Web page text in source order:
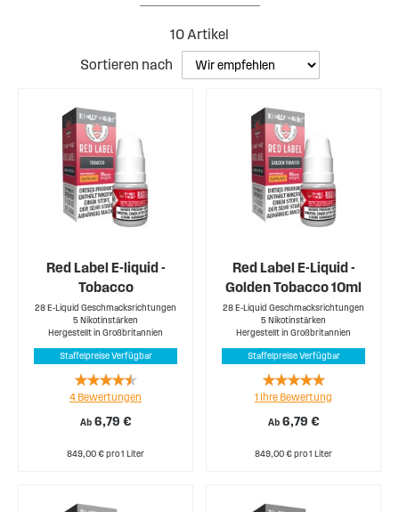
10 Artikel
Sortieren nach
Red Label E-liquid -
Tobacco
28 E-Liquid Geschmacksrichtungen
5 Nikotinstärken
Hergestellt in Großbritannien
Staffelpreise Verfügbar
Ab 6,79 €
Rating:
85%
4 Bewertungen
849,00 € pro 1 Liter
Red Label E-Liquid -
Golden Tobacco 10ml
28 E-Liquid Geschmacksrichtungen
5 Nikotinstärken
Hergestellt in Großbritannien
Staffelpreise Verfügbar
Ab 6,79 €
Rating:
100%
1 Ihre Bewertung
849,00 € pro 1 Liter